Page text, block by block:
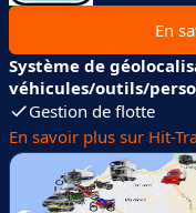
En
Système de
véhicules/outils/
Gestion de flotte
En savoir plus sur Hit-